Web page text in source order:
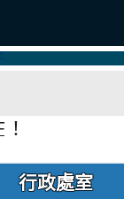
行政處室